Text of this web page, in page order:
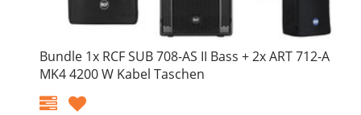
Bundle 1x RCF SUB 708-AS II Bass + 2x ART 712-A
MK4 4200 W Kabel Taschen